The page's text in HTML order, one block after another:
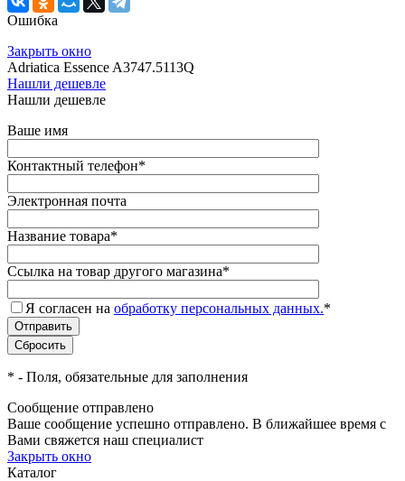
Ошибка
Закрыть окно
Adriatica Essence A3747.5113Q
Нашли дешевле
Нашли дешевле
Ваше имя
Контактный телефон*
Электронная почта
Название товара*
Ссылка на товар другого магазина*
Я согласен на обработку персональных данных.*
* - Поля, обязательные для заполнения
Сообщение отправлено
Ваше сообщение успешно отправлено. В ближайшее время с
Вами свяжется наш специалист
Закрыть окно
Каталог